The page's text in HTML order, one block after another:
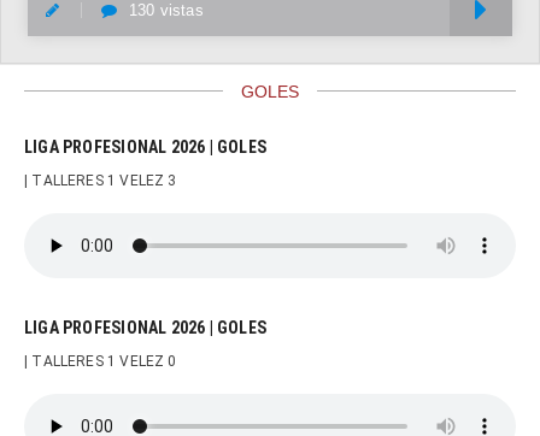
130 vistas
GOLES
LIGA PROFESIONAL 2026 | GOLES
| TALLERES 1 VELEZ 3
LIGA PROFESIONAL 2026 | GOLES
| TALLERES 1 VELEZ 0